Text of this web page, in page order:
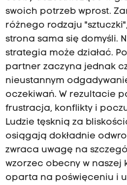
swoich potrzeb wprost.
różnego rodzaju
strona sama się domyśli.
strategia może działać.
partner zaczyna jednak
nieustannym
oczekiwań. W rezultacie
frustracja, konflikty i
Ludzie tęsknią za
osiągają dokładnie
zwraca uwagę na
wzorzec obecny w naszej
oparta na poświęceniu i